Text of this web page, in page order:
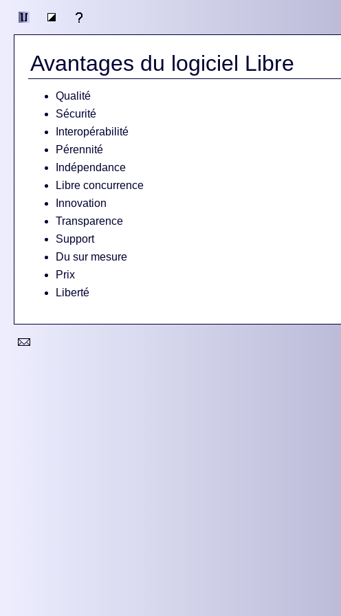
Avantages du logiciel Libre
Qualité
Sécurité
Interopérabilité
Pérennité
Indépendance
Libre concurrence
Innovation
Transparence
Support
Du sur mesure
Prix
Liberté